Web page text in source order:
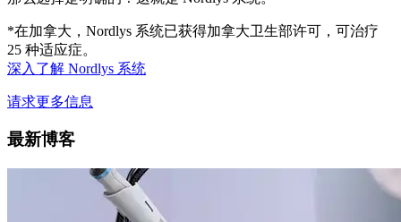
*在加拿大，Nordlys 系统已获得加拿大卫生部许可，可治疗
25 种适应症。
深入了解 Nordlys 系统
请求更多信息
最新博客